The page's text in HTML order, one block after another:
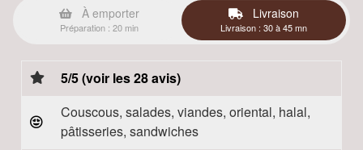
À emporter
Préparation : 20 min
Livraison
Livraison : 30 à 45 mn
5/5 (voir les 28 avis)
Couscous, salades, viandes, oriental, halal,
pâtisseries, sandwiches